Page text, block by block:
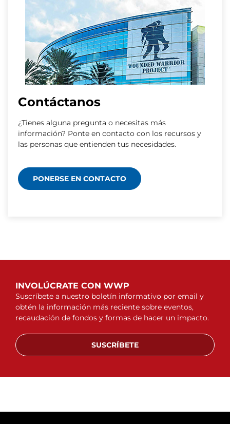
Contáctanos
¿Tienes alguna pregunta o necesitas más
información? Ponte en contacto con los recursos y
las personas que entienden tus necesidades.
PONERSE EN CONTACTO
INVOLÚCRATE CON WWP
Suscríbete a nuestro boletín informativo por email y
obtén la información más reciente sobre eventos,
recaudación de fondos y formas de hacer un impacto.
SUSCRÍBETE